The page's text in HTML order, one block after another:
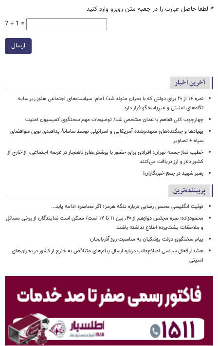
* لطفا حاصل عبارت را در جعبه متن روبرو وارد کنید
7 + 1 =
ارسال
آخرین اخبار
نمره ۱۴ از ۲۰ برای دولتی که با بحران متولد شد/ امام: سیاست‌های اجتماعی هنوز زیر سایه
نگاه‌های امنیتی و غیرپاسخگو قرار دارد
چهارچوب کلی تفاهم با عمان مشخص شد/ توضیحات مهم سخنگوی کمیسیون امنیت
پهپادها و جنگنده‌های منهدم‌شده آمریکایی و اسرائیلی توسط سامانۀ پدافندی نوین هوافضای
سپاه + تصاویر
خطیب نماز جمعه تهران: افرادی برای حضور با پوشش‌های ناهنجار در عرصه اجتماعی، از خارج از
کشور دلار و ارز دریافت می‌کنند
رهبر شهید در جمع خبرنگاران!
پربیننده‌ترین
توئیت انگلیسی محسن رضایی درباره تنگه هرمز؛ اگر محاصره ادامه یابد...
محمودزاده: نمره مجلس دوازهم از ۲۰، بین ۱۱ تا ۱۲ است/ ممکن است نمایندگان از برخی مسائل
و ملاحظات پشت‌پرده اطلاع نداشته باشند
پیام سخنگوی دولت پزشکیان به مناسبت روز آذربایجان
هشدار فعال سیاسی اصلاح‌طلب درباره ارسال پیام‌های متناقض به خارج از کشور در بحران‌های
امنیتی